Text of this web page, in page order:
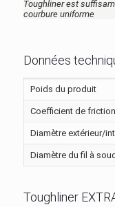
Toughliner est
courbure uniforme
Données
Poids du produit
Coefficient de friction
Diamètre extérieur/
Diamètre du fil à
Toughliner